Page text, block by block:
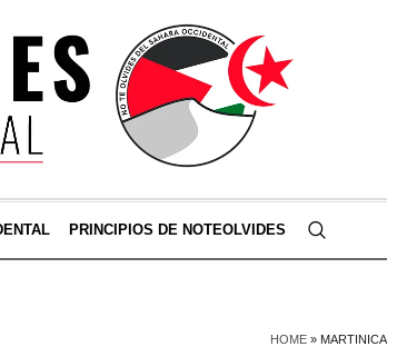
PRINCIPIOS DE NOTEOLVIDES
HOME » MARTINICA